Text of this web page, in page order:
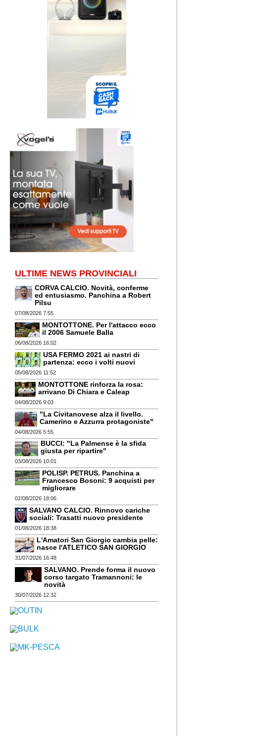
ULTIME NEWS PROVINCIALI
CORVA CALCIO. Novità, conferme
ed entusiasmo. Panchina a Robert
Pilsu
07/08/2026 7:55
MONTOTTONE. Per l'attacco ecco
il 2006 Samuele Balla
06/08/2026 16:02
USA FERMO 2021 ai nastri di
partenza: ecco i volti nuovi
05/08/2026 11:52
MONTOTTONE rinforza la rosa:
arrivano Di Chiara e Caleap
04/08/2026 9:03
"La Civitanovese alza il livello.
Camerino e Azzurra protagoniste"
04/08/2026 5:55
BUCCI: "La Palmense è la sfida
giusta per ripartire"
03/08/2026 10:01
POLISP. PETRUS. Panchina a
Francesco Bosoni: 9 acquisti per
migliorare
02/08/2026 18:06
SALVANO CALCIO. Rinnovo cariche
sociali: Trasatti nuovo presidente
01/08/2026 18:38
L'Amatori San Giorgio cambia pelle:
nasce l'ATLETICO SAN GIORGIO
31/07/2026 16:48
SALVANO. Prende forma il nuovo
corso targato Tramannoni: le
novità
30/07/2026 12:32